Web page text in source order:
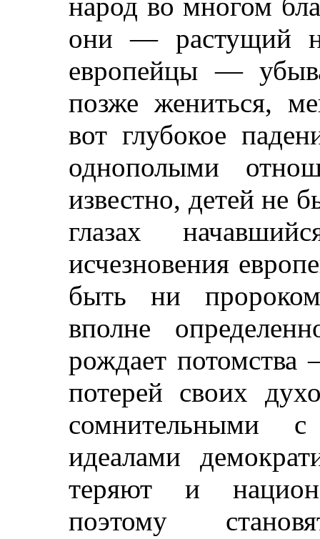
они — растущий
европейцы —
позже жениться,
вот глубокое
однополыми
известно, детей не
глазах
исчезновения
быть ни
вполне
рождает
потерей своих
сомнительными
идеалами
теряют и
поэтому